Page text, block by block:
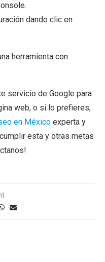
dando clic en
herramienta con
servicio de Google para
web, o si lo prefieres,
en México experta y
esta y otras metas